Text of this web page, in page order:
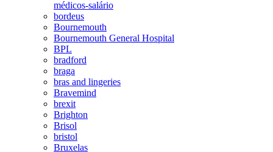
médicos-salário
bordeus
Bournemouth
Bournemouth General Hospital
BPL
bradford
braga
bras and lingeries
Bravemind
brexit
Brighton
Brisol
bristol
Bruxelas